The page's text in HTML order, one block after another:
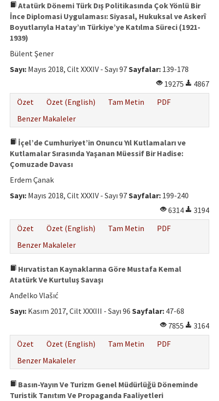
Atatürk Dönemi Türk Dış Politikasında Çok Yönlü Bir
İnce Diplomasi Uygulaması: Siyasal, Hukuksal ve Askerî
Boyutlarıyla Hatay’ın Türkiye’ye Katılma Süreci (1921-
1939)
Bülent Şener
Sayı: Mayıs 2018, Cilt XXXIV - Sayı 97Sayfalar: 139-178
19275
4867
Özet
Özet (English) Tam Metin
PDF
Benzer Makaleler
İçel’de Cumhuriyet’in Onuncu Yıl Kutlamaları ve
Kutlamalar Sırasında Yaşanan Müessif Bir Hadise:
Çomuzade Davası
Erdem Çanak
Sayı: Mayıs 2018, Cilt XXXIV - Sayı 97Sayfalar: 199-240
6314
3194
Özet
Özet (English) Tam Metin
PDF
Benzer Makaleler
Hırvatistan Kaynaklarına Göre Mustafa Kemal
Atatürk Ve Kurtuluş Savaşı
Anđelko Vlašıć
Sayı: Kasım 2017, Cilt XXXIII - Sayı 96 Sayfalar: 47-68
7855
3164
Özet
Özet (English) Tam Metin
PDF
Benzer Makaleler
Basın-Yayın Ve Turizm Genel Müdürlüğü Döneminde
Turistik Tanıtım Ve Propaganda Faaliyetleri